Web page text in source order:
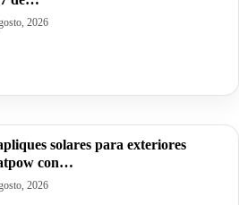
2026
solares para exteriores
con…
2026